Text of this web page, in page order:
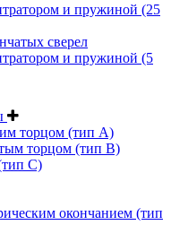
и пружиной (25
сверел
и пружиной (5
торцом (тип А)
торцом (тип В)
С)
окончанием (тип